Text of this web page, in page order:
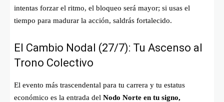
intentas forzar el ritmo, el bloqueo será mayor; si usas el
tiempo para madurar la acción, saldrás fortalecido.
El Cambio Nodal (27/7): Tu Ascenso al
Trono Colectivo
El evento más trascendental para tu carrera y tu estatus
económico es la entrada del Nodo Norte en tu signo,